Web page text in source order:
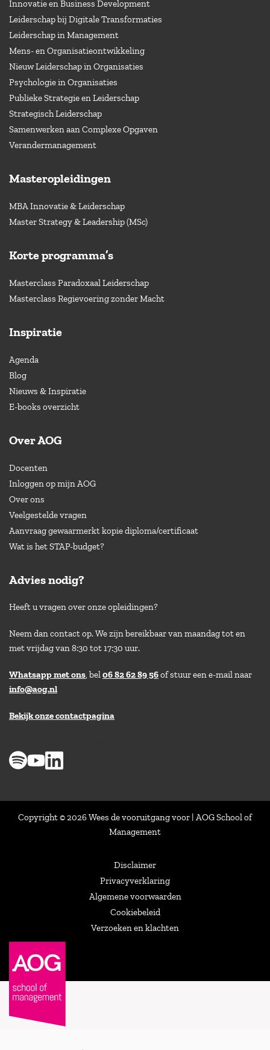
Innovatie en Business Development
Leiderschap bij Digitale Transformaties
Leiderschap in Management
Mens- en Organisatieontwikkeling
Nieuw Leiderschap in Organisaties
Psychologie in Organisaties
Publieke Strategie en Leiderschap
Strategisch Leiderschap
Samenwerken aan Complexe Opgaven
Verandermanagement
Masteropleidingen
MBA Innovatie & Leiderschap
Master Strategy & Leadership (MSc)
Korte programma’s
Masterclass Paradoxaal Leiderschap
Masterclass Regievoering zonder Macht
Inspiratie
Agenda
Blog
Nieuws & Inspiratie
E-books overzicht
Over AOG
Docenten
Inloggen op mijn AOG
Over ons
Veelgestelde vragen
Aanvraag gewaarmerkt kopie diploma/certificaat
Wat is het STAP-budget?
Advies nodig?
Heeft u vragen over onze opleidingen?
Neem dan contact op. We zijn bereikbaar van maandag tot en
met vrijdag van 8:30 tot 17:30 uur.
Whatsapp met ons, bel06 82 62 89 56of stuur een e-mail naar
info@aog.nl
Bekijk onze contactpagina
Copyright © 2026 Wees de vooruitgang voor | AOG School of
Management
Disclaimer
Privacyverklaring
Algemene voorwaarden
Cookiebeleid
Verzoeken en klachten